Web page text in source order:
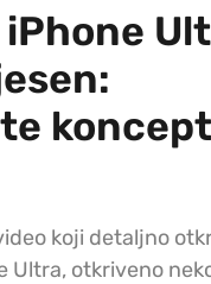
koncept
koji detaljno
Ultra, otkriveno